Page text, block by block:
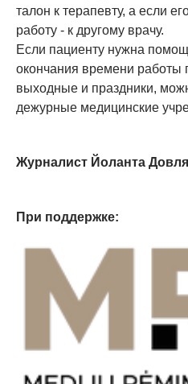
талон к терапевту, а если
работу - к другому врачу.
Если пациенту нужна
окончания времени работы
выходные и праздники,
дежурные медицинские
Журналист Йоланта
При поддержке: